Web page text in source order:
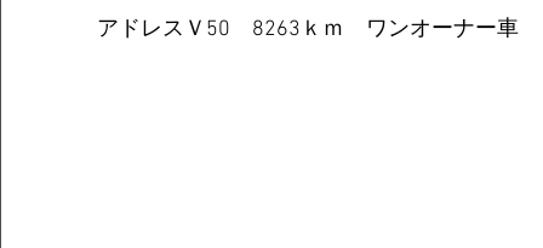
アドレスＶ50　8263ｋｍ　ワンオーナー車